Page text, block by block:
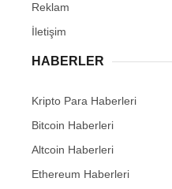
Reklam
İletişim
HABERLER
Kripto Para Haberleri
Bitcoin Haberleri
Altcoin Haberleri
Ethereum Haberleri